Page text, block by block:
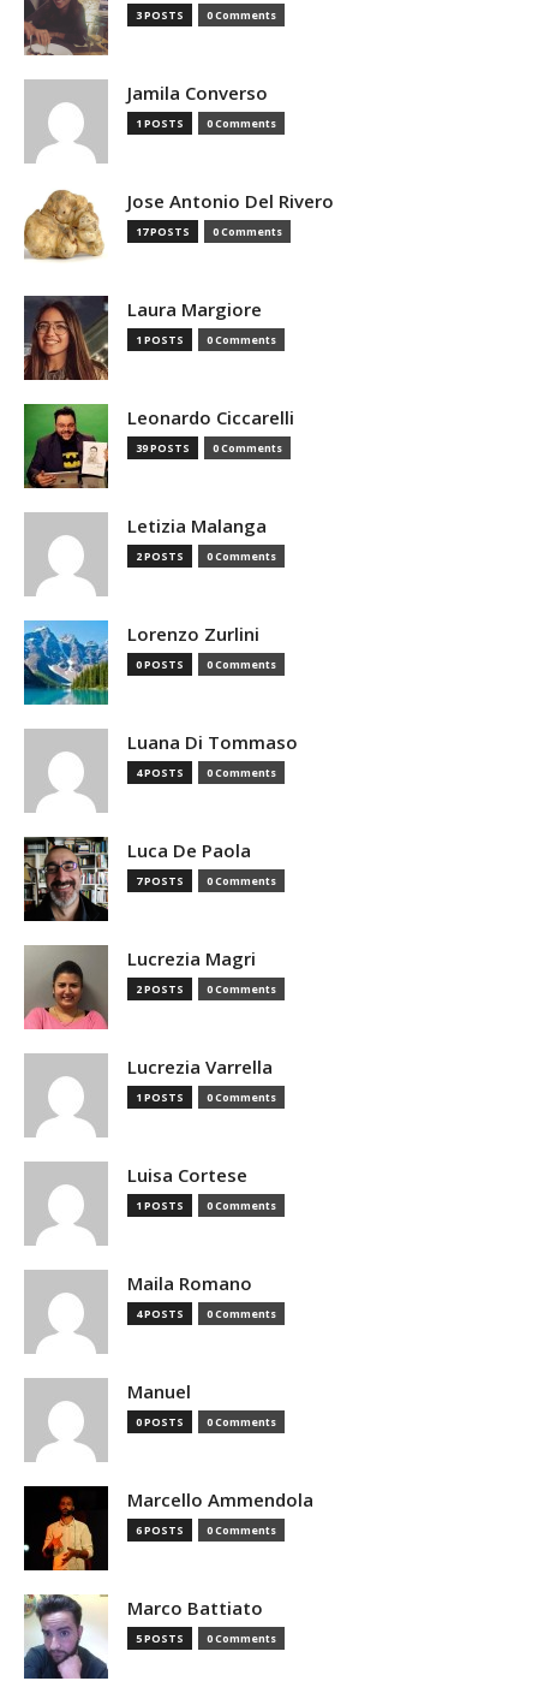
3 POSTS 0 Comments
Jamila Converso
1 POSTS 0 Comments
Jose Antonio Del Rivero
17 POSTS 0 Comments
Laura Margiore
1 POSTS 0 Comments
Leonardo Ciccarelli
39 POSTS 0 Comments
Letizia Malanga
2 POSTS 0 Comments
Lorenzo Zurlini
0 POSTS 0 Comments
Luana Di Tommaso
4 POSTS 0 Comments
Luca De Paola
7 POSTS 0 Comments
Lucrezia Magri
2 POSTS 0 Comments
Lucrezia Varrella
1 POSTS 0 Comments
Luisa Cortese
1 POSTS 0 Comments
Maila Romano
4 POSTS 0 Comments
Manuel
0 POSTS 0 Comments
Marcello Ammendola
6 POSTS 0 Comments
Marco Battiato
5 POSTS 0 Comments